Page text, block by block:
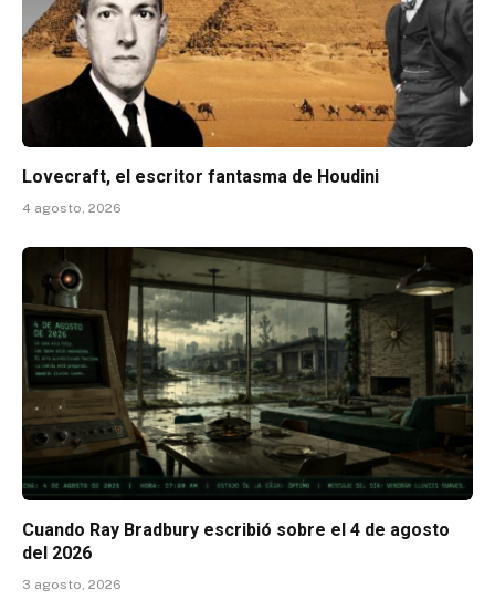
Lovecraft, el escritor fantasma de Houdini
4 agosto, 2026
Cuando Ray Bradbury escribió sobre el 4 de agosto
del 2026
3 agosto, 2026